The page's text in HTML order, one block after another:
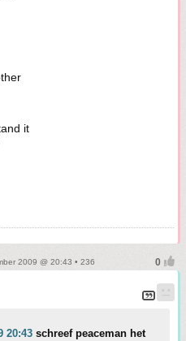
it
2009 @ 20:43 • 236
20:43 schreef peaceman het